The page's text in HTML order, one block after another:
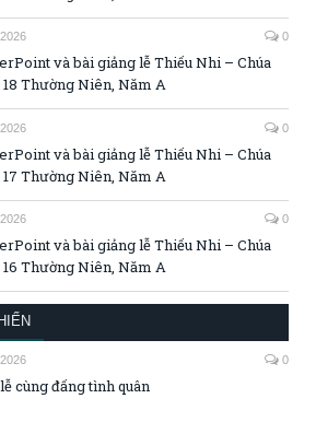
0
và bài giảng lễ Thiếu Nhi – Chúa
Thường Niên, Năm A
0
và bài giảng lễ Thiếu Nhi – Chúa
Thường Niên, Năm A
0
và bài giảng lễ Thiếu Nhi – Chúa
Thường Niên, Năm A
0
cùng đấng tình quân